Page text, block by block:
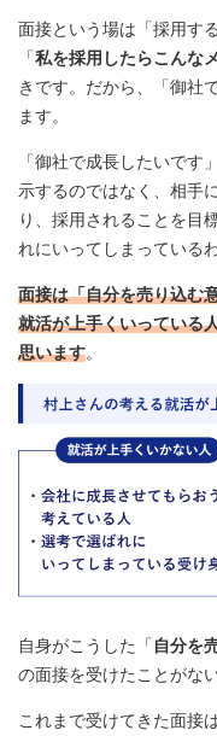
面接という場は「採用す
「私を採用したらこんな
きです。だから、「御社
ます。
「御社で成長したいです
示するのではなく、相手
り、採用されることを目
れにいってしまっている
面接は「自分を売り込む
就活が上手くいっている
思います。
自身がこうした「 自分を
の面接を受けたことがな
これまで受けてきた面接